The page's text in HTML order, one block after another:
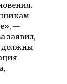
—
заявил,
должны